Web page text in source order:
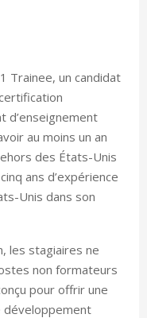
Trainee, un candidat
d’enseignement
au moins un an
des États-Unis
ans d’expérience
Unis dans son
les stagiaires ne
non formateurs
pour offrir une
développement